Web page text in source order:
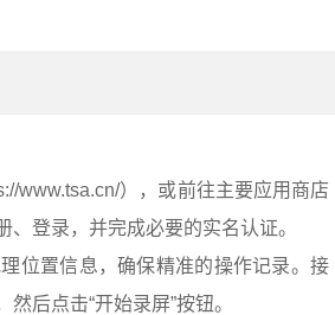
www.tsa.cn/），或前往主要应用商店
、登录，并完成必要的实名认证。
位置信息，确保精准的操作记录。接
后点击“开始录屏”按钮。